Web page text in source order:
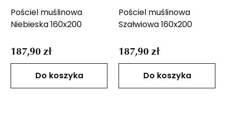
Pościel muślinowa
Niebieska 160x200
187,90 zł
Do koszyka
Pościel muślinowa
Szałwiowa 160x200
187,90 zł
Do koszyka